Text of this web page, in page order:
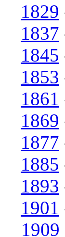
1829
1837
1845
1853
1861
1869
1877
1885
1893
1901
1909